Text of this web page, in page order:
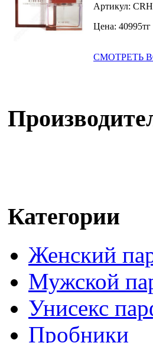
Артикул:
Цена: 40995тг
СМОТРЕТЬ
Категории
Женский
Мужской
Унисекс
Пробники